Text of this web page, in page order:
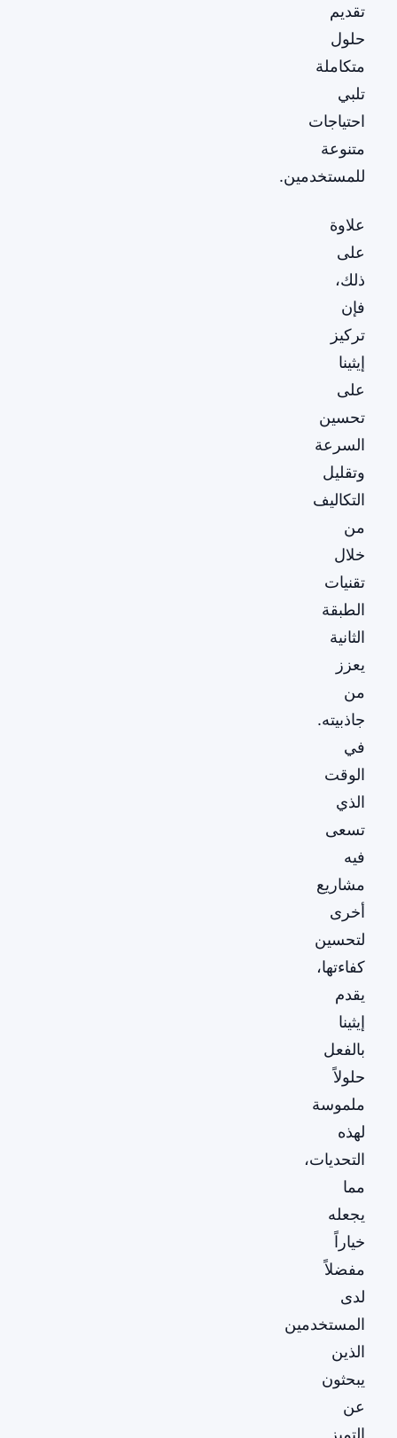
تقديم
حلول
متكاملة
تلبي
احتياجات
متنوعة
للمستخدمين.
علاوة
على
ذلك،
فإن
تركيز
إيثينا
على
تحسين
السرعة
وتقليل
التكاليف
من
خلال
تقنيات
الطبقة
الثانية
يعزز
من
جاذبيته.
في
الوقت
الذي
تسعى
فيه
مشاريع
أخرى
لتحسين
كفاءتها،
يقدم
إيثينا
بالفعل
حلولاً
ملموسة
لهذه
التحديات،
مما
يجعله
خياراً
مفضلاً
لدى
المستخدمين
الذين
يبحثون
عن
التميز